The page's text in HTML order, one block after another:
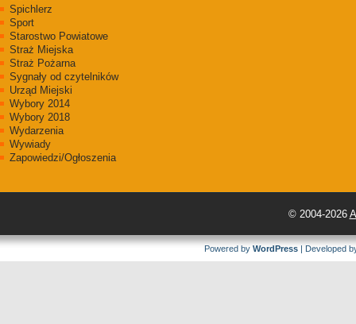
Spichlerz
Sport
Starostwo Powiatowe
Straż Miejska
Straż Pożarna
Sygnały od czytelników
Urząd Miejski
Wybory 2014
Wybory 2018
Wydarzenia
Wywiady
Zapowiedzi/Ogłoszenia
© 2004-2026
Powered by WordPress | Developed